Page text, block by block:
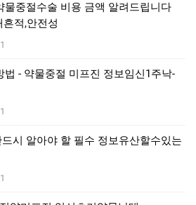
물중절수술 비용 금액 알려드립니다
적,안전성
법 - 약물중절 미프진 정보임신1주낙­
시 알아야 할 필수 정보유산할수있는